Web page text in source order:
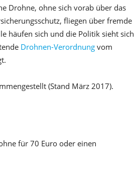
Drohne, ohne sich vorab über das
fliegen über fremde
häufen sich und die Politik sieht sich
Drohnen-Verordnung vom
(Stand März 2017).
für 70 Euro oder einen